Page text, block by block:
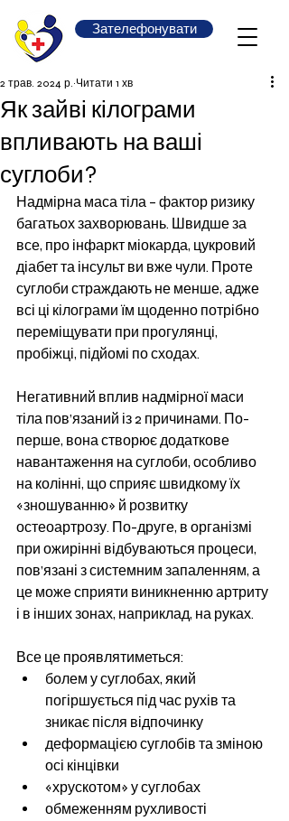
Зателефонувати
Як зайві кілограми
впливають на ваші
суглоби?
2 трав. 2024 р. Читати 1 хв
Надмірна маса тіла – фактор ризику
багатьох захворювань. Швидше за
все, про інфаркт міокарда, цукровий
діабет та інсульт ви вже чули. Проте
суглоби страждають не менше, адже
всі ці кілограми їм щоденно потрібно
переміщувати при прогулянці,
пробіжці, підйомі по сходах.
Негативний вплив надмірної маси
тіла пов’язаний із 2 причинами. По-
перше, вона створює додаткове
навантаження на суглоби, особливо
на колінні, що сприяє швидкому їх
«зношуванню» й розвитку
остеоартрозу. По-друге, в організмі
при ожирінні відбуваються процеси,
пов’язані з системним запаленням, а
це може сприяти виникненню артриту
і в інших зонах, наприклад, на руках.
Все це проявлятиметься:
болем у суглобах, який
погіршується під час рухів та
зникає після відпочинку
деформацією суглобів та зміною
осі кінцівки
«хрускотом» у суглобах
обмеженням рухливості